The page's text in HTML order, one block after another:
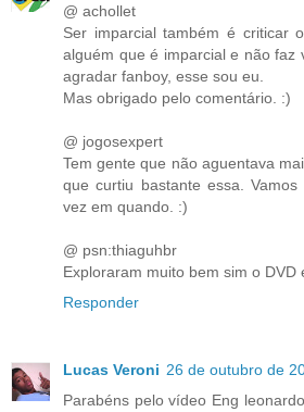
@ achollet
Ser imparcial também é criticar
alguém que é imparcial e não faz
agradar fanboy, esse sou eu.
Mas obrigado pelo comentário. :)
@ jogosexpert
Tem gente que não aguentava
que curtiu bastante essa.
vez em quando. :)
@ psn:thiaguhbr
Exploraram muito bem sim o DVD
Responder
Lucas Veroni 26 de outubro de
Parabéns pelo vídeo Eng